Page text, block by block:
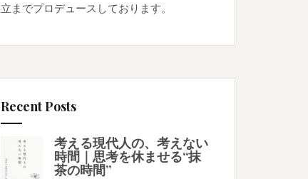
立までプロデュースしております。
Recent Posts
考える現代人の、考えない
時間｜思考を休ませる“抹
茶の時間”